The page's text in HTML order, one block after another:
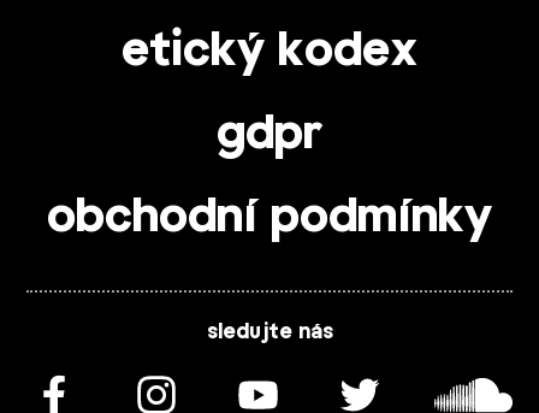
etický kodex
gdpr
obchodní podmínky
sledujte nás